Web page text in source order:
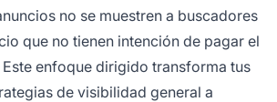
no se muestren a buscadores
que no tienen intención de pagar el
enfoque dirigido transforma tus
de visibilidad general a